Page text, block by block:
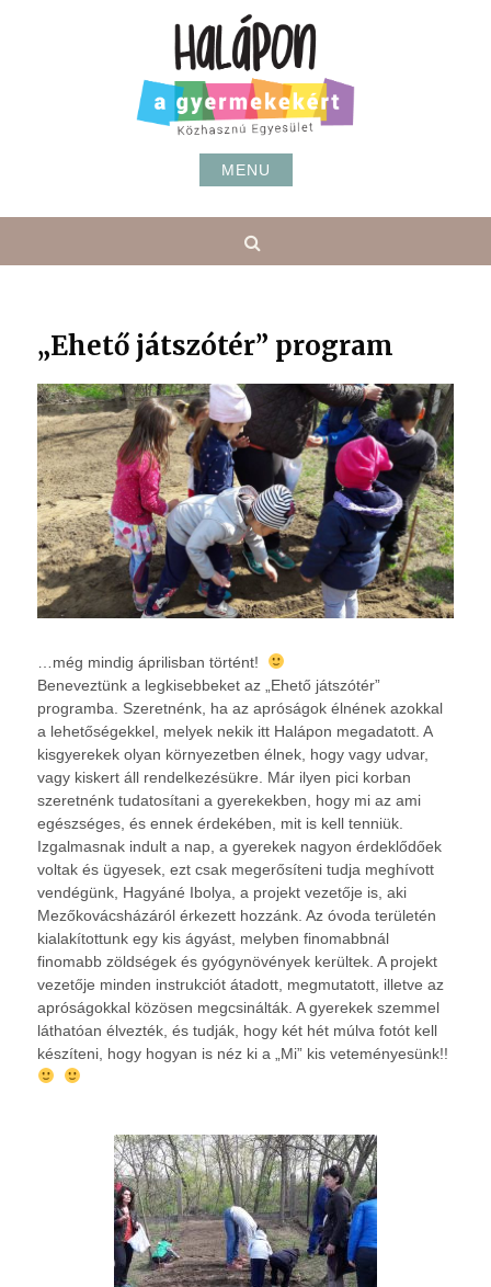
MENU
„Ehető játszótér” program
…még mindig áprilisban történt!
Beneveztünk a legkisebbeket az „Ehető játszótér”
programba. Szeretnénk, ha az apróságok élnének azokkal
a lehetőségekkel, melyek nekik itt Halápon megadatott. A
kisgyerekek olyan környezetben élnek, hogy vagy udvar,
vagy kiskert áll rendelkezésükre. Már ilyen pici korban
szeretnénk tudatosítani a gyerekekben, hogy mi az ami
egészséges, és ennek érdekében, mit is kell tenniük.
Izgalmasnak indult a nap, a gyerekek nagyon érdeklődőek
voltak és ügyesek, ezt csak megerősíteni tudja meghívott
vendégünk, Hagyáné Ibolya, a projekt vezetője is, aki
Mezőkovácsházáról érkezett hozzánk. Az óvoda területén
kialakítottunk egy kis ágyást, melyben finomabbnál
finomabb zöldségek és gyógynövények kerültek. A projekt
vezetője minden instrukciót átadott, megmutatott, illetve az
apróságokkal közösen megcsinálták. A gyerekek szemmel
láthatóan élvezték, és tudják, hogy két hét múlva fotót kell
készíteni, hogy hogyan is néz ki a „Mi” kis veteményesünk!!